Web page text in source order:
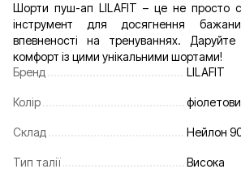
Шорти пуш-ап LILAFIT – це не просто
інструмент для досягнення
впевненості на тренуваннях.
комфорт із цими унікальними шортами!
Бренд
LILAFIT
Колір
Склад Нейлон
Тип талії Висока